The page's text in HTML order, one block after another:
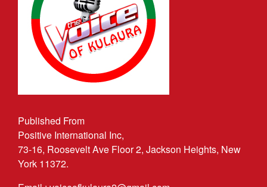
Published From
Positive International Inc,
73-16, Roosevelt Ave Floor 2, Jackson Heights, New
York 11372.